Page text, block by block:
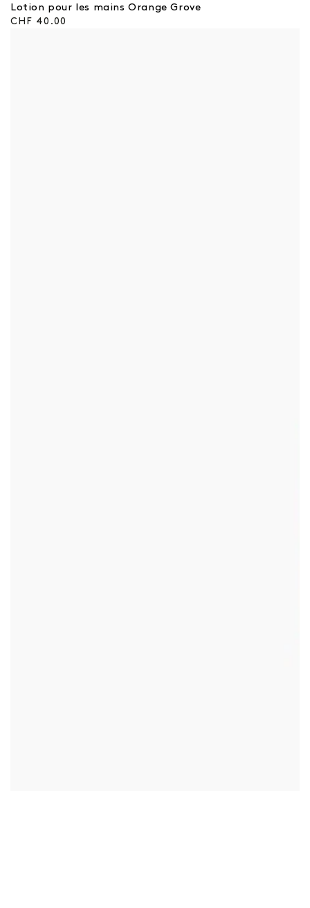
:
Lotion pour les mains Orange Grove
Prix
CHF 40.00